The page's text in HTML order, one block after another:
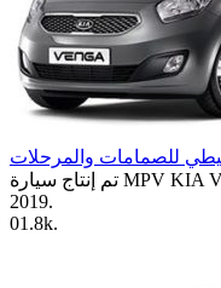
تم إنتاج سيارة MPV KIA Venga المصغرة من عام 2010 إلى عام
2019.
01.8k.